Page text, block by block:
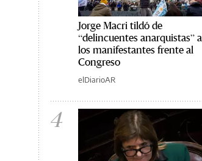
Jorge Macri tildó de
“delincuentes anarquistas” a
los manifestantes frente al
Congreso
elDiarioAR
4